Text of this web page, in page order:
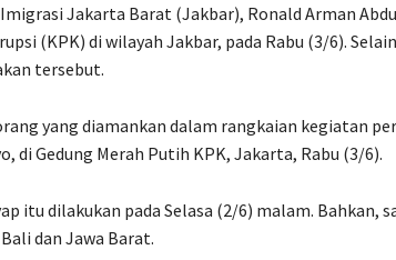
Jakarta Barat (Jakbar), Ronald Arman
(KPK) di wilayah Jakbar, pada Rabu (3/6).
tersebut.
yang diamankan dalam rangkaian kegiatan
di Gedung Merah Putih KPK, Jakarta, Rabu (3/6).
itu dilakukan pada Selasa (2/6) malam. Bahkan,
dan Jawa Barat.